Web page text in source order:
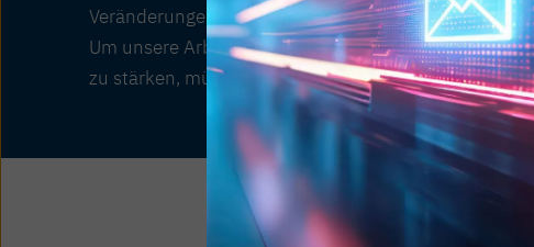
Veränderungen verschärfen die Situation zusätzlich.
Um unsere Arbeitsplätze zu sichern und den Standort
zu stärken, müssen nun alle an einem Strang ziehen.